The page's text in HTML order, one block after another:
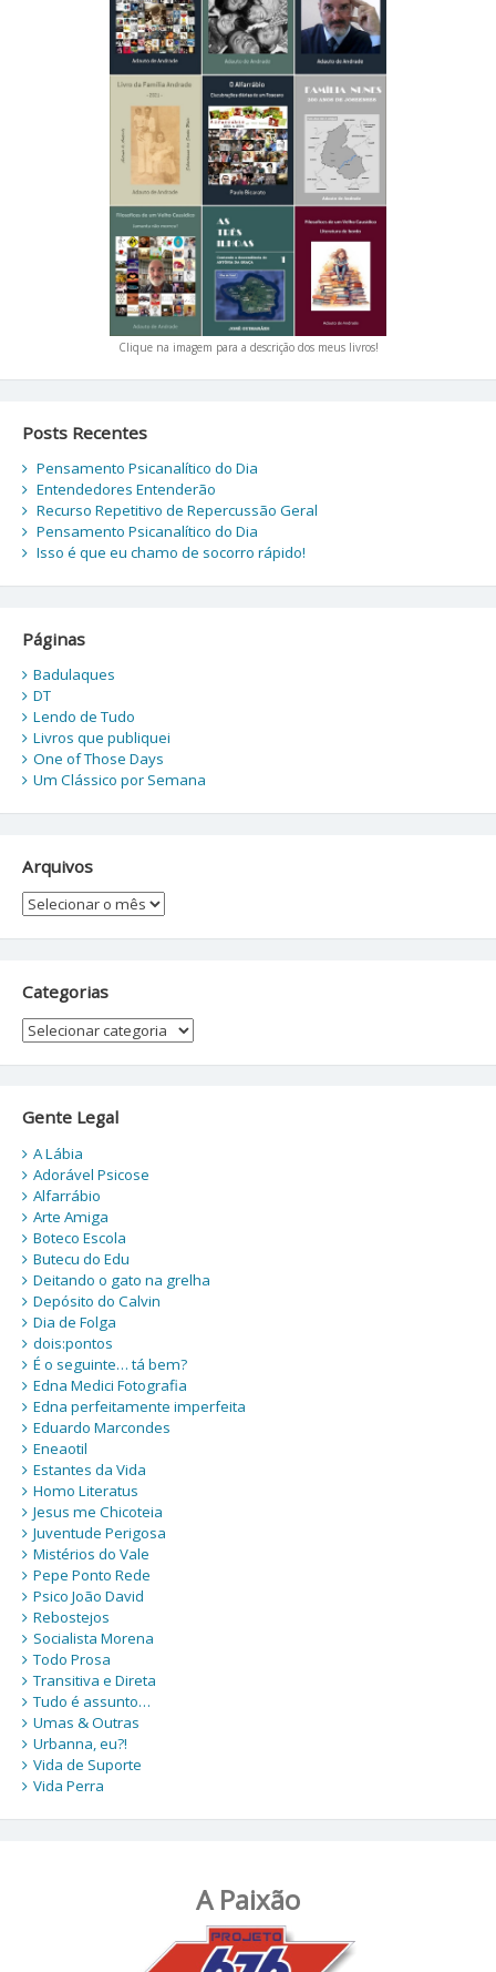
Clique na imagem para a descrição dos meus livros!
Posts Recentes
Pensamento Psicanalítico do Dia
Entendedores Entenderão
Recurso Repetitivo de Repercussão Geral
Pensamento Psicanalítico do Dia
Isso é que eu chamo de socorro rápido!
Páginas
Badulaques
DT
Lendo de Tudo
Livros que publiquei
One of Those Days
Um Clássico por Semana
Arquivos
Arquivos
Categorias
Categorias
Gente Legal
A Lábia
Adorável Psicose
Alfarrábio
Arte Amiga
Boteco Escola
Butecu do Edu
Deitando o gato na grelha
Depósito do Calvin
Dia de Folga
dois:pontos
É o seguinte… tá bem?
Edna Medici Fotografia
Edna perfeitamente imperfeita
Eduardo Marcondes
Eneaotil
Estantes da Vida
Homo Literatus
Jesus me Chicoteia
Juventude Perigosa
Mistérios do Vale
Pepe Ponto Rede
Psico João David
Rebostejos
Socialista Morena
Todo Prosa
Transitiva e Direta
Tudo é assunto…
Umas & Outras
Urbanna, eu?!
Vida de Suporte
Vida Perra
A Paixão